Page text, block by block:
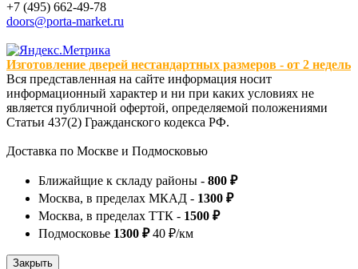
+7 (495) 662-49-78
doors@porta-market.ru
Изготовление дверей нестандартных размеров - от 2 недель
Вся представленная на сайте информация носит
информационный характер и ни при каких условиях не
является публичной офертой, определяемой положениями
Статьи 437(2) Гражданского кодекса РФ.
Доставка по Москве и Подмосковью
Ближайщие к складу районы - 800 ₽
Москва, в пределах МКАД - 1300 ₽
Москва, в пределах ТТК - 1500 ₽
Подмосковье 1300 ₽40 ₽/км